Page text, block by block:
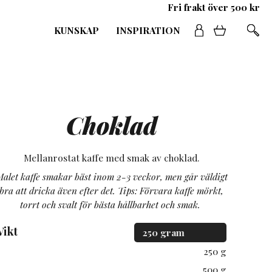
KUNSKAP INSPIRATION
Fri frakt över 500 kr
Choklad
Mellanrostat kaffe med smak av choklad.
kaffe smakar bäst inom 2-3 veckor, men går väldigt
bra att dricka även efter det. Tips: Förvara kaffe mörkt,
torrt och svalt för bästa hållbarhet och smak.
250 g
500 g